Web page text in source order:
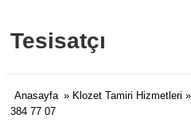
Tesisatçı
Anasayfa » Klozet Tamiri Hizmetleri
384 77 07